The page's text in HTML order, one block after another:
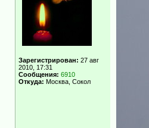
Зарегистрирован: 27 авг
2010, 17:31
Сообщения: 6910
Откуда: Москва, Сокол